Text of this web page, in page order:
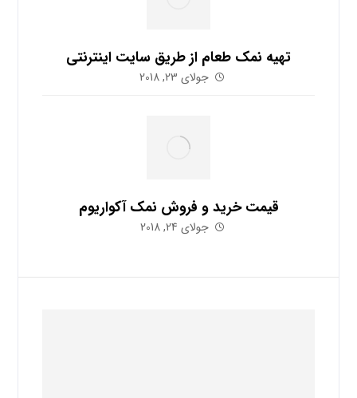
تهیه نمک طعام از طریق سایت اینترنتی
جولای 23, 2018
قیمت خرید و فروش نمک آکواریوم
جولای 24, 2018